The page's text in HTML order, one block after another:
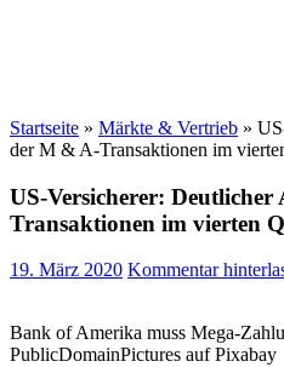
Startseite » Märkte & Vertrieb »
der M & A-Transaktionen im
US-Versicherer:
Transaktionen im vierten
19. März 2020 Kommentar
Bank of Amerika muss Mega-
PublicDomainPictures auf Pixabay